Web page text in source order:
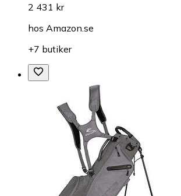
2 431 kr
hos Amazon.se
+7 butiker